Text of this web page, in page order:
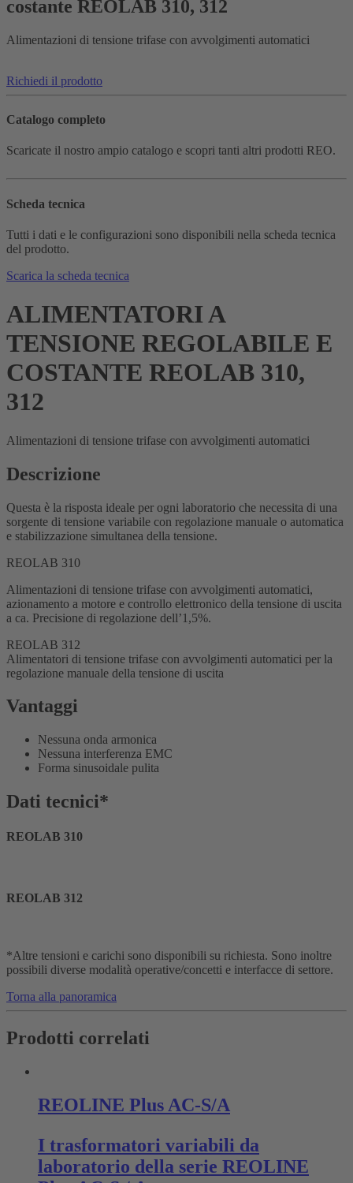
costante REOLAB 310, 312
Alimentazioni di tensione trifase con avvolgimenti automatici
Richiedi il prodotto
Catalogo completo
Scaricate il nostro ampio catalogo e scopri tanti altri prodotti REO.
Scheda tecnica
Tutti i dati e le configurazioni sono disponibili nella scheda tecnica
del prodotto.
Scarica la scheda tecnica
ALIMENTATORI A
TENSIONE REGOLABILE E
COSTANTE REOLAB 310,
312
Alimentazioni di tensione trifase con avvolgimenti automatici
Descrizione
Questa è la risposta ideale per ogni laboratorio che necessita di una
sorgente di tensione variabile con regolazione manuale o automatica
e stabilizzazione simultanea della tensione.
REOLAB 310
Alimentazioni di tensione trifase con avvolgimenti automatici,
azionamento a motore e controllo elettronico della tensione di uscita
a ca. Precisione di regolazione dell’1,5%.
REOLAB 312
Alimentatori di tensione trifase con avvolgimenti automatici per la
regolazione manuale della tensione di uscita
Vantaggi
Nessuna onda armonica
Nessuna interferenza EMC
Forma sinusoidale pulita
Dati tecnici*
REOLAB 310
REOLAB 312
*Altre tensioni e carichi sono disponibili su richiesta. Sono inoltre
possibili diverse modalità operative/concetti e interfacce di settore.
Torna alla panoramica
Prodotti correlati
REOLINE Plus AC-S/A
I trasformatori variabili da
laboratorio della serie REOLINE